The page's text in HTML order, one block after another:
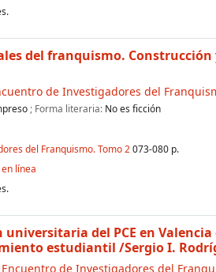
del franquismo. Construcción
de Investigadores del
; Forma literaria: No es ficción
del Franquismo. Tomo 2073-080 p.
línea
del PCE en
estudiantil /Sergio I.